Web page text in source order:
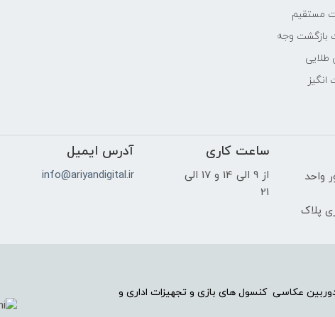
مستقیم
بازگشت وجه
طلایی
واحد
صفری پلاک
ساعت کاری
از 9 الی 14 و 17 الی
21
آدرس ایمیل
info@ariyandigital.ir
عکاسی کنسول های بازی و تجهیزات اداری و